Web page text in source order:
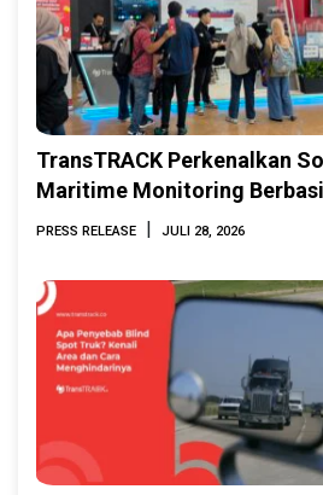
TransTRACK Perkenalkan
Maritime Monitoring
INAMARINE 2026
PRESS RELEASE | JULI 28, 2026